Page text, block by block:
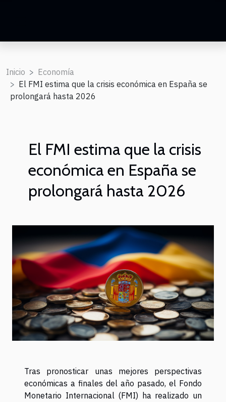
Inicio
Economía
El FMI estima que la crisis económica en España se
prolongará hasta 2026
El FMI estima que la crisis
económica en España se
prolongará hasta 2026
Tras pronosticar unas mejores perspectivas
económicas a finales del año pasado, el Fondo
Monetario Internacional (FMI) ha realizado un